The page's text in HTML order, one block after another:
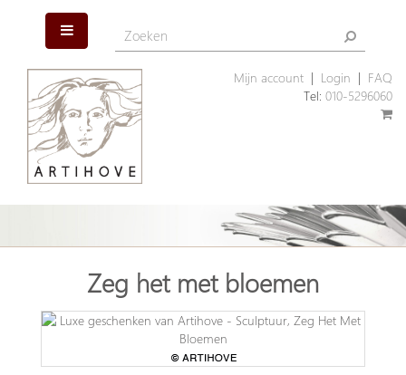
Mijn account| Login
FAQ
Tel: 010-5296060
Zeg het met bloemen